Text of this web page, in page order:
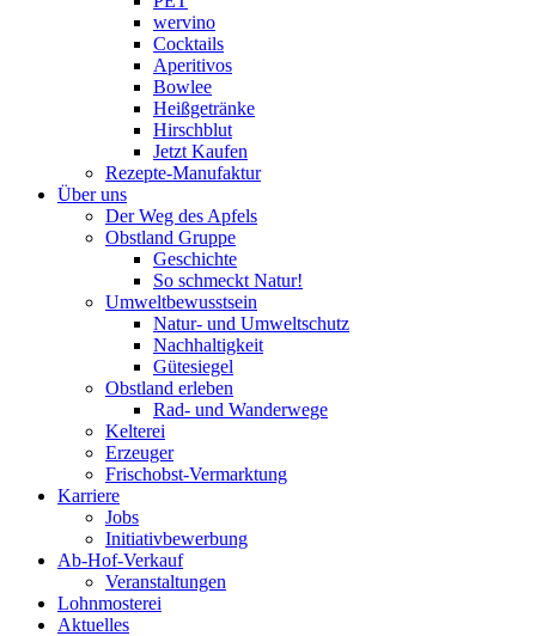
wervino
Cocktails
Aperitivos
Bowlee
Heißgetränke
Hirschblut
Jetzt Kaufen
Rezepte-Manufaktur
Über uns
Der Weg des Apfels
Obstland Gruppe
Geschichte
So schmeckt Natur!
Umweltbewusstsein
Natur- und Umweltschutz
Nachhaltigkeit
Gütesiegel
Obstland erleben
Rad- und Wanderwege
Kelterei
Erzeuger
Frischobst-Vermarktung
Karriere
Jobs
Initiativbewerbung
Ab-Hof-Verkauf
Veranstaltungen
Lohnmosterei
Aktuelles